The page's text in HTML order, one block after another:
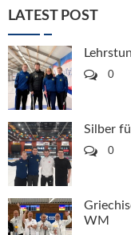
LATEST POST
0
Silber
0
WM